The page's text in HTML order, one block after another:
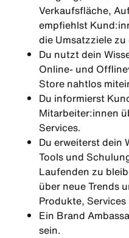
Verkaufsfläche,
empfiehlst
die Umsatzziele
Du nutzt dein
Online- und
Store nahtlos
Du informierst
Mitarbeiter:innen
Services.
Du erweiterst dein
Tools und
Laufenden zu
über neue Trends
Produkte,
Ein Brand
sein.